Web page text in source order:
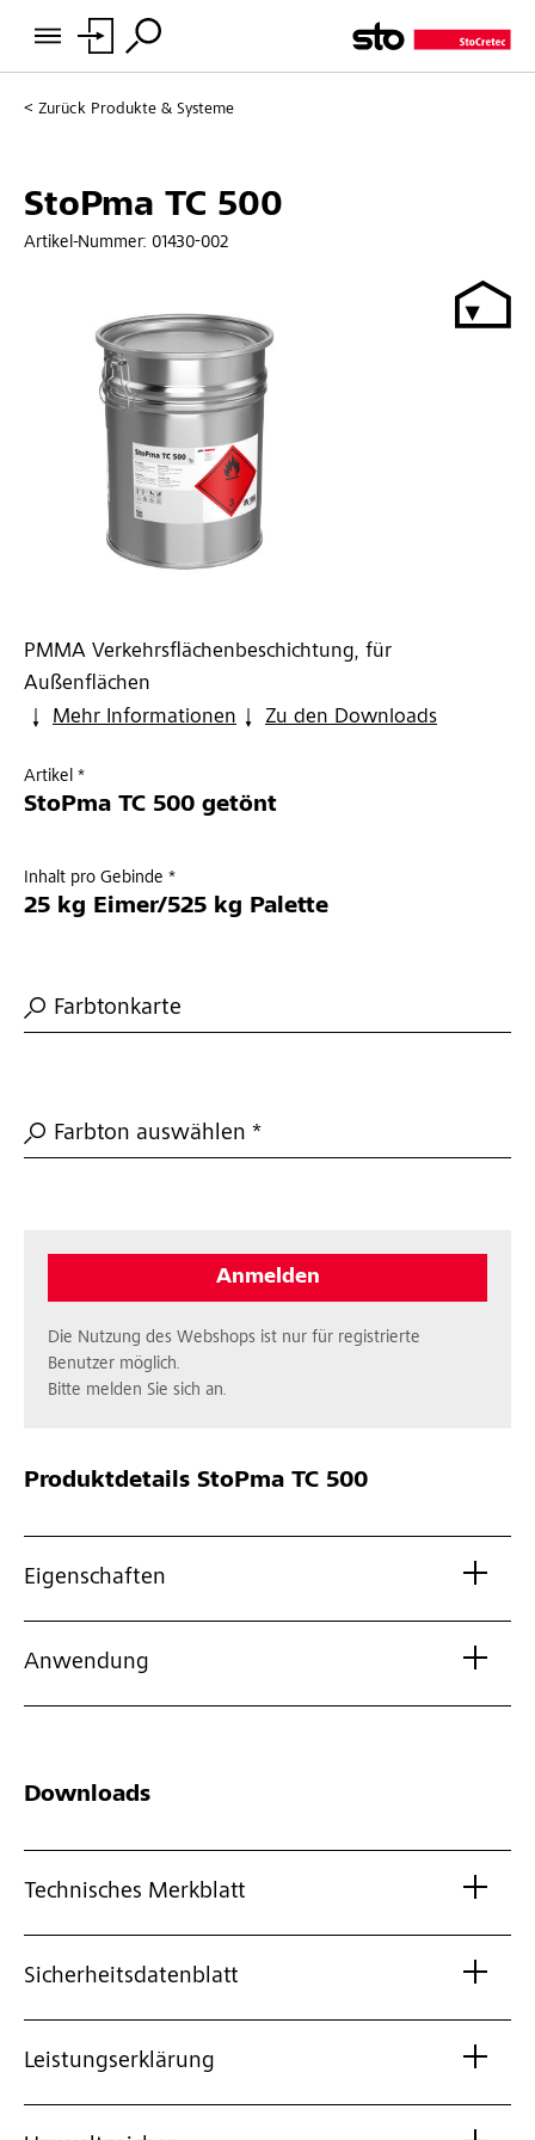
Zurück Produkte & Systeme
StoPma TC 500
Artikel-Nummer: 01430-002
PMMA Verkehrsflächenbeschichtung, für
Außenflächen
Mehr Informationen
Zu den Downloads
Artikel *
StoPma TC 500 getönt
Inhalt pro Gebinde *
25 kg Eimer/525 kg Palette
Farbtonkarte
Farbton auswählen *
Anmelden
Die Nutzung des Webshops ist nur für registrierte
Benutzer möglich.
Bitte melden Sie sich an.
Produktdetails StoPma TC 500
Eigenschaften
Anwendung
Downloads
Technisches Merkblatt
Sicherheitsdatenblatt
Leistungserklärung